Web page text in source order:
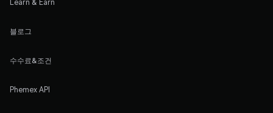
Learn & Earn
블로그
수수료&조건
Phemex API